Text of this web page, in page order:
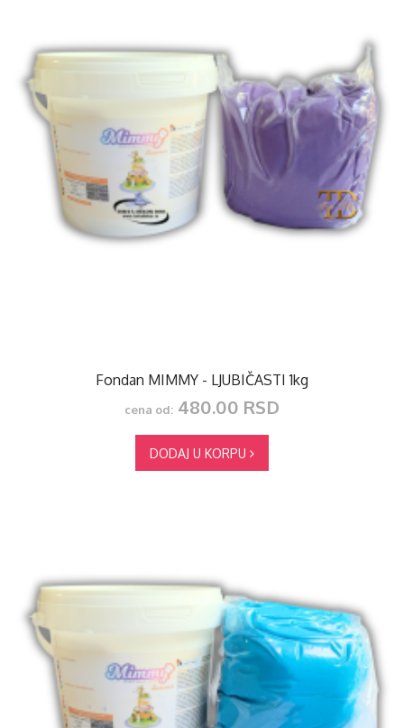
Fondan MIMMY - LJUBIČASTI 1kg
cena od: 480.00 RSD
DODAJ U KORPU